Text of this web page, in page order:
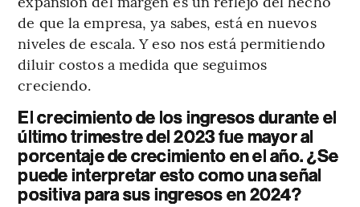
de que la empresa, ya sabes, está en nuevos
niveles de escala. Y eso nos está permitiendo
diluir costos a medida que seguimos
creciendo.
El crecimiento de los ingresos durante el
último trimestre del 2023 fue mayor al
porcentaje de crecimiento en el año. ¿Se
puede interpretar esto como una señal
positiva para sus ingresos en 2024?